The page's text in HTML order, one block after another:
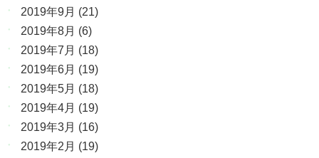
2019年9月 (21)
2019年8月 (6)
2019年7月 (18)
2019年6月 (19)
2019年5月 (18)
2019年4月 (19)
2019年3月 (16)
2019年2月 (19)